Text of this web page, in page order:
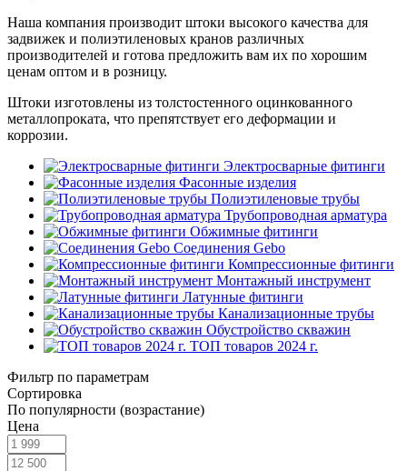
Наша компания производит штоки высокого качества для
задвижек и полиэтиленовых кранов различных
производителей и готова предложить вам их по хорошим
ценам оптом и в розницу.
Штоки изготовлены из толстостенного оцинкованного
металлопроката, что препятствует его деформации и
коррозии.
Электросварные фитинги
Фасонные изделия
Полиэтиленовые трубы
Трубопроводная арматура
Обжимные фитинги
Соединения Gebo
Компрессионные фитинги
Монтажный инструмент
Латунные фитинги
Канализационные трубы
Обустройство скважин
ТОП товаров 2024 г.
Фильтр по параметрам
Сортировка
По популярности (возрастание)
Цена